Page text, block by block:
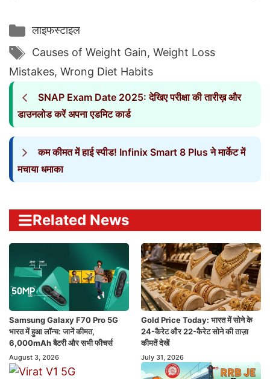
Categories
लाइफस्टाइल
Tags
Causes of Weight Gain, Weight Loss
Mistakes, Wrong Diet Habits
SNAP Exam Date 2025: देखिए परीक्षा की तारीख़ और
डाउनलोड करें अपना एडमिट कार्ड
कम कीमत में हाई स्पीड! Infinix Smart 8 Plus ने मार्केट में
मचाया धमाका
Related News
Samsung Galaxy F70 Pro 5G
भारत में हुआ लॉन्च: जानें कीमत,
6,000mAh बैटरी और सभी फीचर्स
August 3, 2026
Gold Price Today: भारत में सोने के
24-कैरेट और 22-कैरेट सोने की ताज़ा
कीमतें देखें
July 31, 2026